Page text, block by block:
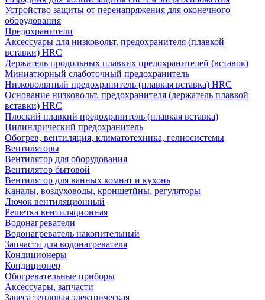
Устройство защиты от перенапряжения для оконечного
оборудования
Предохранители
Аксессуары для низковольт. предохранителя (плавкой
вставки) HRC
Держатель продольных плавких предохранителей (вставок)
Миниатюрный слаботочный предохранитель
Низковольтный предохранитель (плавкая вставка) HRC
Основание низковольт. предохранителя (держатель плавкой
вставки) HRC
Плоский плавкий предохранитель (плавкая вставка)
Цилиндрический предохранитель
Обогрев, вентиляция, климатотехника, гелиосистемы
Вентиляторы
Вентилятор для оборудования
Вентилятор бытовой
Вентилятор для ванных комнат и кухонь
Каналы, воздуховоды, кроншетйны, регуляторы
Лючок вентиляционный
Решетка вентиляционная
Водонагреватели
Водонагреватель накопительный
Запчасти для водонагревателя
Кондиционеры
Кондиционер
Обогревательные приборы
Аксессуары, запчасти
Завеса тепловая электрическая